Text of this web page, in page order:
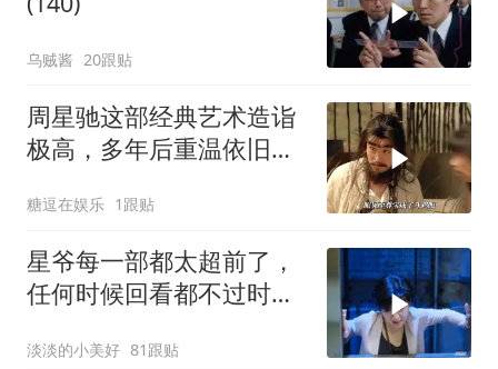
乌贼酱 20跟贴
周星驰这部经典艺术造诣
极高，多年后重温依旧动
糖逗在娱乐 1跟贴
星爷每一部都太超前了，
任何时候回看都不过时，
淡淡的小美好 81跟贴